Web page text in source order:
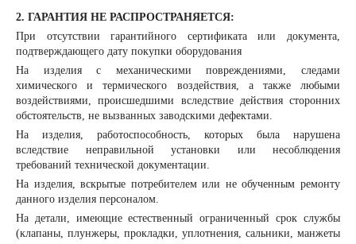
2. ГАРАНТИЯ НЕ РАСПРОСТРАНЯЕТСЯ:
При отсутствии гарантийного сертификата или документа,
подтверждающего дату покупки оборудования
На изделия с механическими повреждениями, следами
химического и термического воздействия, а также любыми
воздействиями, происшедшими вследствие действия сторонних
обстоятельств, не вызванных заводскими дефектами.
На изделия, работоспособность, которых была нарушена
вследствие неправильной установки или несоблюдения
требований технической документации.
На изделия, вскрытые потребителем или не обученным ремонту
данного изделия персоналом.
На детали, имеющие естественный ограниченный срок службы
(клапаны, плунжеры, прокладки, уплотнения, сальники, манжеты